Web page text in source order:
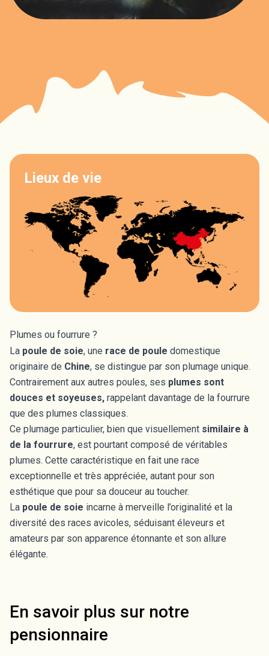
Plumes ou fourrure ?
La poule de soie, une race de poule domestique
originaire de Chine, se distingue par son plumage unique.
Contrairement aux autres poules, ses plumes sont
douces et soyeuses, rappelant davantage de la fourrure
que des plumes classiques.
Ce plumage particulier, bien que visuellement similaire à
de la fourrure, est pourtant composé de véritables
plumes. Cette caractéristique en fait une race
exceptionnelle et très appréciée, autant pour son
esthétique que pour sa douceur au toucher.
La poule de soie incarne à merveille l’originalité et la
diversité des races avicoles, séduisant éleveurs et
amateurs par son apparence étonnante et son allure
élégante.
Lieux de vie
En savoir plus sur notre
pensionnaire